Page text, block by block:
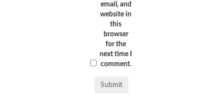
email, and
website in
this
browser
for the
next time I
comment.